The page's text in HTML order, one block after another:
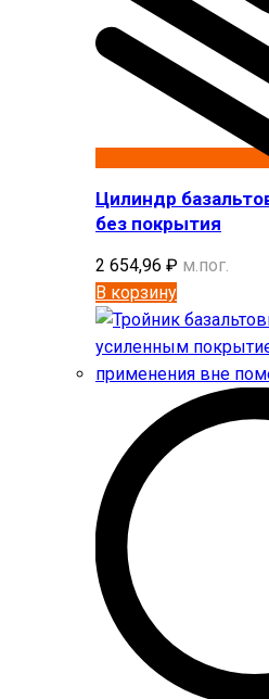
Цилиндр
без покрытия
2 654,96 ₽ м.пог.
В корзину